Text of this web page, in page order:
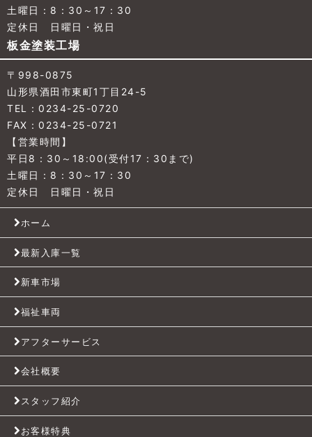
土曜日：8：30～17：30
定休日 日曜日・祝日
板金塗装工場
〒998-0875
山形県酒田市東町1丁目24-5
TEL：0234-25-0720
FAX：0234-25-0721
【営業時間】
平日8：30～18:00(受付17：30まで)
土曜日：8：30～17：30
定休日 日曜日・祝日
ホーム
最新入庫一覧
新車市場
福祉車両
アフターサービス
会社概要
スタッフ紹介
お客様特典